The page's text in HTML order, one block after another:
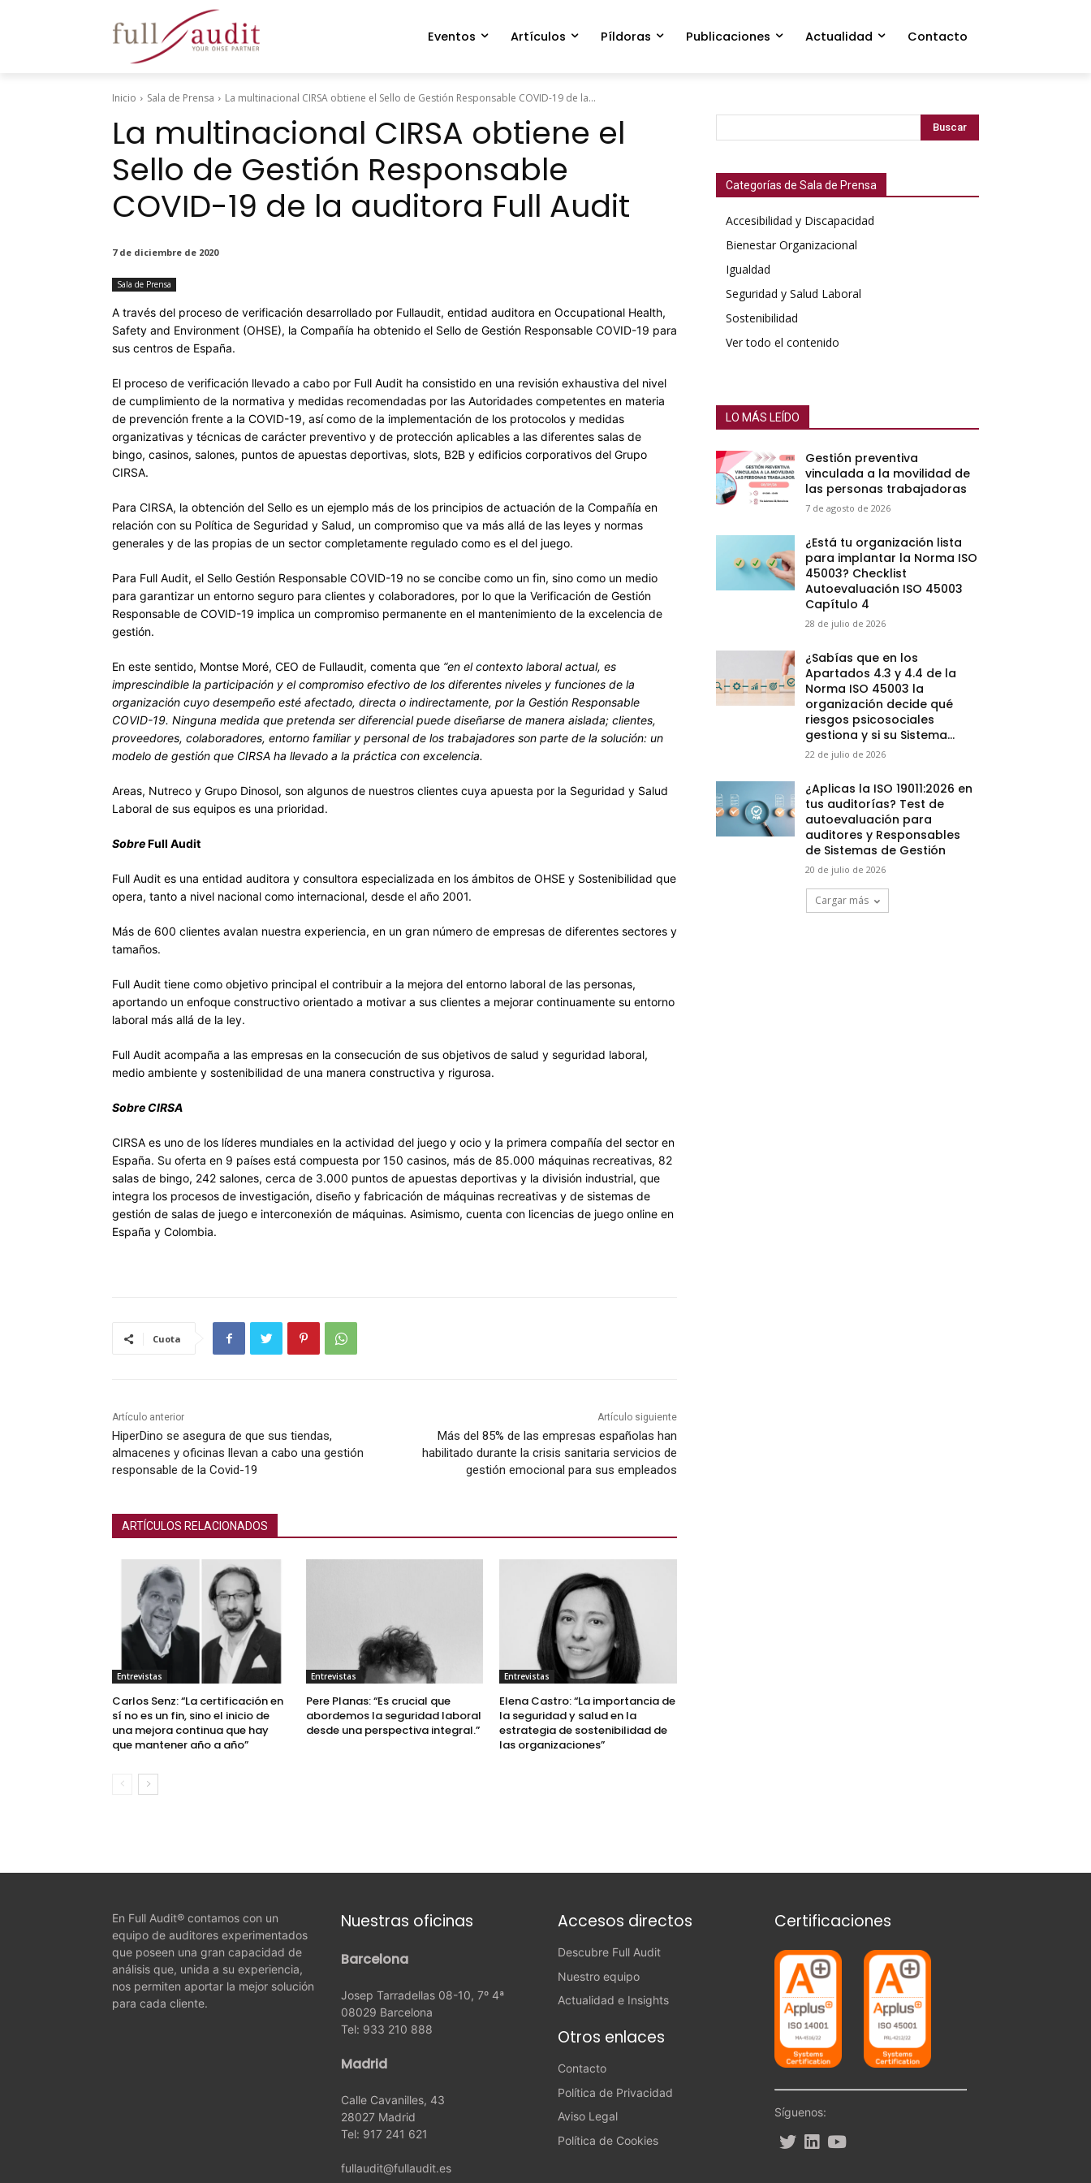
Eventos Artículos Píldoras Publicaciones Actualidad Contacto
Inicio Sala de Prensa La multinacional CIRSA obtiene el Sello de Gestión Responsable COVID-19 de la...
La multinacional CIRSA obtiene el
Sello de Gestión Responsable
COVID-19 de la auditora Full Audit
7 de diciembre de 2020
Sala de Prensa
A través del proceso de verificación desarrollado por Fullaudit, entidad auditora en Occupational Health,
Safety and Environment (OHSE), la Compañía ha obtenido el Sello de Gestión Responsable COVID-19 para
sus centros de España.
El proceso de verificación llevado a cabo por Full Audit ha consistido en una revisión exhaustiva del nivel
de cumplimiento de la normativa y medidas recomendadas por las Autoridades competentes en materia
de prevención frente a la COVID-19, así como de la implementación de los protocolos y medidas
organizativas y técnicas de carácter preventivo y de protección aplicables a las diferentes salas de
bingo, casinos, salones, puntos de apuestas deportivas, slots, B2B y edificios corporativos del Grupo
CIRSA.
Para CIRSA, la obtención del Sello es un ejemplo más de los principios de actuación de la Compañía en
relación con su Política de Seguridad y Salud, un compromiso que va más allá de las leyes y normas
generales y de las propias de un sector completamente regulado como es el del juego.
Para Full Audit, el Sello Gestión Responsable COVID-19 no se concibe como un fin, sino como un medio
para garantizar un entorno seguro para clientes y colaboradores, por lo que la Verificación de Gestión
Responsable de COVID-19 implica un compromiso permanente en el mantenimiento de la excelencia de
gestión.
En este sentido, Montse Moré, CEO de Fullaudit, comenta que “en el contexto laboral actual, es
imprescindible la participación y el compromiso efectivo de los diferentes niveles y funciones de la
organización cuyo desempeño esté afectado, directa o indirectamente, por la Gestión Responsable
COVID-19. Ninguna medida que pretenda ser diferencial puede diseñarse de manera aislada; clientes,
proveedores, colaboradores, entorno familiar y personal de los trabajadores son parte de la solución: un
modelo de gestión que CIRSA ha llevado a la práctica con excelencia.
Areas, Nutreco y Grupo Dinosol, son algunos de nuestros clientes cuya apuesta por la Seguridad y Salud
Laboral de sus equipos es una prioridad.
SobreFull Audit
Full Audit es una entidad auditora y consultora especializada en los ámbitos de OHSE y Sostenibilidad que
opera, tanto a nivel nacional como internacional, desde el año 2001.
Más de 600 clientes avalan nuestra experiencia, en un gran número de empresas de diferentes sectores y
tamaños.
Full Audit tiene como objetivo principal el contribuir a la mejora del entorno laboral de las personas,
aportando un enfoque constructivo orientado a motivar a sus clientes a mejorar continuamente su entorno
laboral más allá de la ley.
Full Audit acompaña a las empresas en la consecución de sus objetivos de salud y seguridad laboral,
medio ambiente y sostenibilidad de una manera constructiva y rigurosa.
Sobre CIRSA
CIRSA es uno de los líderes mundiales en la actividad del juego y ocio y la primera compañía del sector en
España. Su oferta en 9 países está compuesta por 150 casinos, más de 85.000 máquinas recreativas, 82
salas de bingo, 242 salones, cerca de 3.000 puntos de apuestas deportivas y la división industrial, que
integra los procesos de investigación, diseño y fabricación de máquinas recreativas y de sistemas de
gestión de salas de juego e interconexión de máquinas. Asimismo, cuenta con licencias de juego online en
España y Colombia.
Cuota
Artículo anterior
HiperDino se asegura de que sus tiendas,
almacenes y oficinas llevan a cabo una gestión
responsable de la Covid-19
Artículo siguiente
Más del 85% de las empresas españolas han
habilitado durante la crisis sanitaria servicios de
gestión emocional para sus empleados
ARTÍCULOS RELACIONADOS
Entrevistas
Carlos Senz: “La certificación en
sí no es un fin, sino el inicio de
una mejora continua que hay
que mantener año a año”
Entrevistas
Pere Planas: “Es crucial que
abordemos la seguridad laboral
desde una perspectiva integral.”
Entrevistas
Elena Castro: “La importancia de
la seguridad y salud en la
estrategia de sostenibilidad de
las organizaciones”
Buscar
Categorías de Sala de Prensa
Accesibilidad y Discapacidad
Bienestar Organizacional
Igualdad
Seguridad y Salud Laboral
Sostenibilidad
Ver todo el contenido
LO MÁS LEÍDO
Gestión preventiva
vinculada a la movilidad de
las personas trabajadoras
7 de agosto de 2026
¿Está tu organización lista
para implantar la Norma ISO
45003? Checklist
Autoevaluación ISO 45003
Capítulo 4
28 de julio de 2026
¿Sabías que en los
Apartados 4.3 y 4.4 de la
Norma ISO 45003 la
organización decide qué
riesgos psicosociales
gestiona y si su Sistema...
22 de julio de 2026
¿Aplicas la ISO 19011:2026 en
tus auditorías? Test de
autoevaluación para
auditores y Responsables
de Sistemas de Gestión
20 de julio de 2026
Cargar más
En Full Audit® contamos con un
equipo de auditores experimentados
que poseen una gran capacidad de
análisis que, unida a su experiencia,
nos permiten aportar la mejor solución
para cada cliente.
Nuestras oficinas
Barcelona
Josep Tarradellas 08-10, 7º 4ª
08029 Barcelona
Tel: 933 210 888
Madrid
Calle Cavanilles, 43
28027 Madrid
Tel: 917 241 621
fullaudit@fullaudit.es
Accesos directos
Descubre Full Audit
Nuestro equipo
Actualidad e Insights
Otros enlaces
Contacto
Política de Privacidad
Aviso Legal
Política de Cookies
Certificaciones
Síguenos: